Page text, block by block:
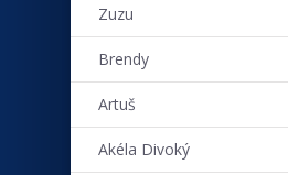
Zuzu
Brendy
Artuš
Akéla Divoký